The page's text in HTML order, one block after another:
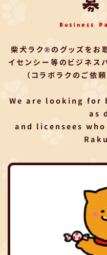
柴犬ラク®のグッズをお
イセンシー等のビジネス
（コラボラクのご依
We are looking for
as
and licensees